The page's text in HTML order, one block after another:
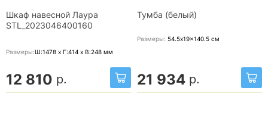
Шкаф навесной Лаура
STL_2023046400160
Размеры:Ш:1478 x Г:414 x В:248 мм
12 810 р.
Тумба (белый)
Размеры: 54.5x19x140.5 см
21 934 р.